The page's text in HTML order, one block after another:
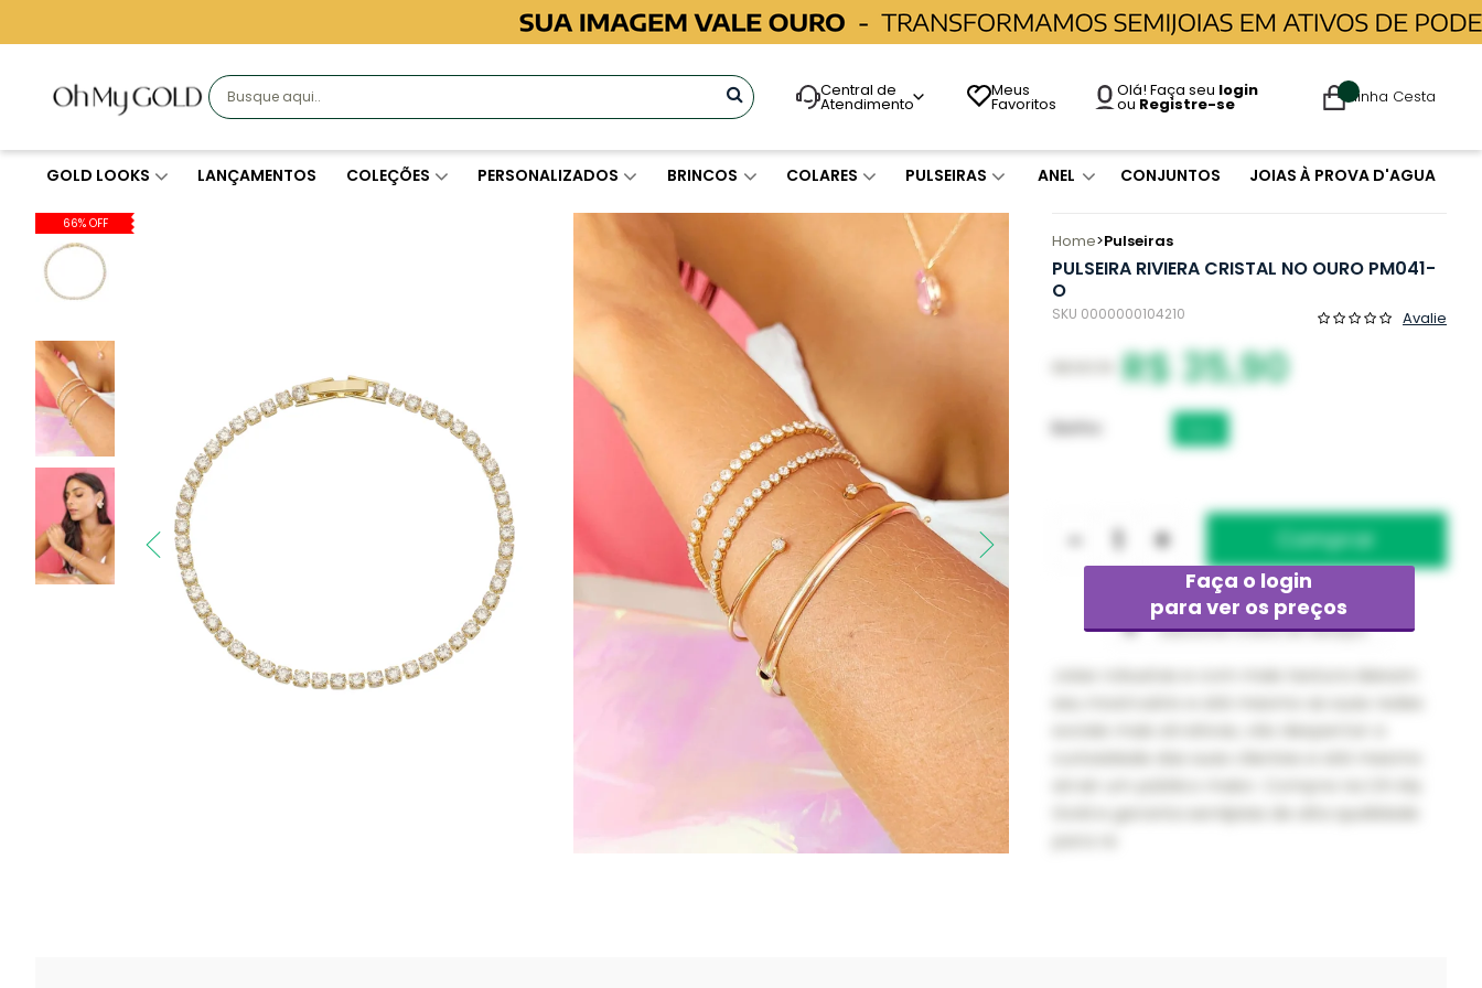
Central de
Atendimento
Meus
Favoritos
Olá! Faça seu login
ou Registre-se Minha Cesta
GOLD LOOKS LANÇAMENTOS COLEÇÕES PERSONALIZADOS BRINCOS COLARES PULSEIRAS ANEL CONJUNTOS JOIAS À PROVA D'AGUA
66% OFF
Home Pulseiras
PULSEIRA RIVIERA CRISTAL NO OURO PM041-
O
SKU 0000000104210 Avalie
R$ 35,90
Banho
- +
Adicionar à lista de desejos
Joias robustas e com mais textura deixam
seu mostruário e até mesmo as suas redes
sociais mais atrativas, vão despertar a
Gold e garanta semijoias de alta qualidade
Faça o login
para ver os preços